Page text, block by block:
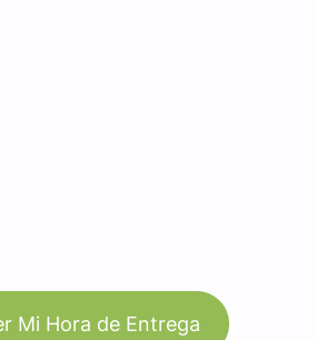
Mi Hora de Entrega